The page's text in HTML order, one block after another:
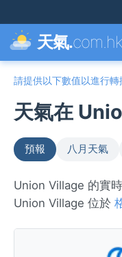
天氣.com.hk
請提供以下數值以進行轉
天氣在
預報 八月天氣
Union Village 的實
Union Village 位於